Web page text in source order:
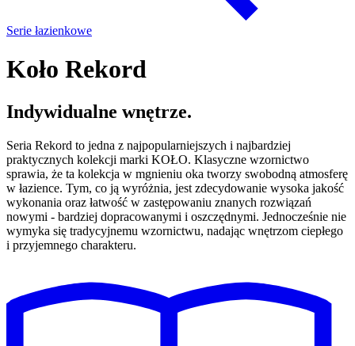
Serie łazienkowe
Koło Rekord
Indywidualne wnętrze.
Seria Rekord to jedna z najpopularniejszych i najbardziej
praktycznych kolekcji marki KOŁO. Klasyczne wzornictwo
sprawia, że ta kolekcja w mgnieniu oka tworzy swobodną atmosferę
w łazience. Tym, co ją wyróżnia, jest zdecydowanie wysoka jakość
wykonania oraz łatwość w zastępowaniu znanych rozwiązań
nowymi - bardziej dopracowanymi i oszczędnymi. Jednocześnie nie
wymyka się tradycyjnemu wzornictwu, nadając wnętrzom ciepłego
i przyjemnego charakteru.